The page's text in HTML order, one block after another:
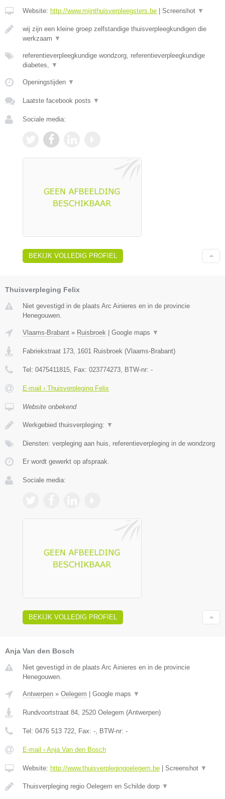
Website: http://www.mijnthuisverpleegsters.be Screenshot ▼
wij zijn een kleine groep zelfstandige thuisverpleegkundigen die
werkzaam ▼
referentieverpleegkundige wondzorg, referentieverpleegkundige
diabetes,
▼
Openingstijden ▼
Laatste facebook posts ▼
Sociale media:
BEKIJK VOLLEDIG PROFIEL
Thuisverpleging Felix
Niet gevestigd in de plaats Arc Ainieres en in de provincie
Henegouwen.
Vlaams-Brabant » Ruisbroek Google maps ▼
Fabriekstraat 173, 1601 Ruisbroek (Vlaams-Brabant)
Tel: 0475411815, Fax: 023774273, BTW-nr: -
E-mail › Thuisverpleging Felix
Website onbekend
Werkgebied thuisverpleging: ▼
Diensten: verpleging aan huis, referentieverpleging in de wondzorg
Er wordt gewerkt op afspraak.
Sociale media:
BEKIJK VOLLEDIG PROFIEL
Anja Van den Bosch
Niet gevestigd in de plaats Arc Ainieres en in de provincie
Henegouwen.
Antwerpen » Oelegem Google maps ▼
Rundvoortstraat 84, 2520 Oelegem (Antwerpen)
Tel: 0476 513 722, Fax: -, BTW-nr: -
E-mail › Anja Van den Bosch
Website: http://www.thuisverplegingoelegem.be Screenshot ▼
Thuisverpleging regio Oelegem en Schilde dorp ▼